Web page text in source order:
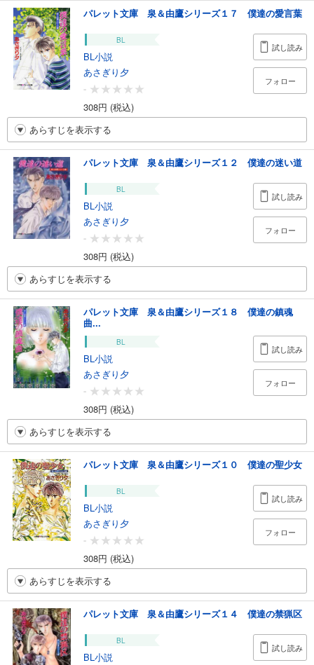
パレット文庫 泉＆由鷹シリーズ１７ 僕達の愛言葉
BL
BL小説
あさぎり夕
-
308円 (税込)
試し読み
フォロー
あらすじを表示する
パレット文庫 泉＆由鷹シリーズ１２ 僕達の迷い道
BL
BL小説
あさぎり夕
-
308円 (税込)
試し読み
フォロー
あらすじを表示する
パレット文庫 泉＆由鷹シリーズ１８ 僕達の鎮魂
曲...
BL
BL小説
あさぎり夕
-
308円 (税込)
試し読み
フォロー
あらすじを表示する
パレット文庫 泉＆由鷹シリーズ１０ 僕達の聖少女
BL
BL小説
あさぎり夕
-
308円 (税込)
試し読み
フォロー
あらすじを表示する
パレット文庫 泉＆由鷹シリーズ１４ 僕達の禁猟区
BL
BL小説
試し読み